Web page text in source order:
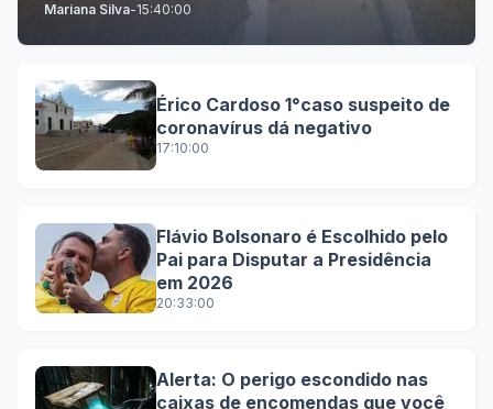
Mariana Silva-15:40:00
Érico Cardoso 1°caso suspeito de
coronavírus dá negativo
17:10:00
Flávio Bolsonaro é Escolhido pelo
Pai para Disputar a Presidência
em 2026
20:33:00
Alerta: O perigo escondido nas
caixas de encomendas que você